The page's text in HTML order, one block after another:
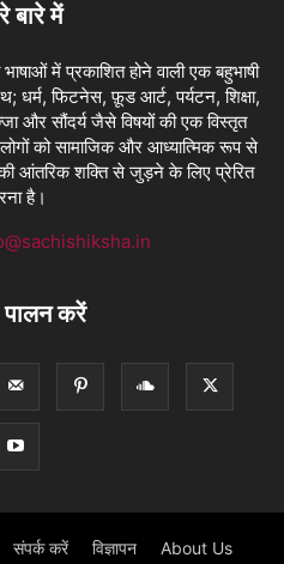
बारे में
में प्रकाशित होने वाली एक बहुभाषी
धर्म, फिटनेस, फ़ूड आर्ट, पर्यटन, शिक्षा,
और सौंदर्य जैसे विषयों की एक विस्तृत
को सामाजिक और आध्यात्मिक रूप से
आंतरिक शक्ति से जुड़ने के लिए प्रेरित
है।
पालन करें
संपर्क करें विज्ञापन About Us